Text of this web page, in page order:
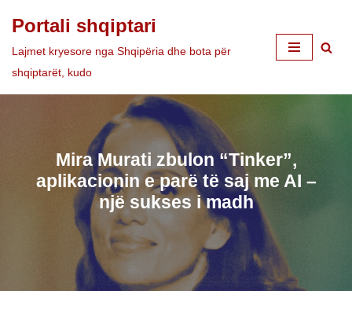
Skip
to
Portali shqiptari
Lajmet kryesore nga Shqipëria dhe bota për
shqiptarët, kudo
Mira Murati zbulon “Tinker”,
aplikacionin e parë të saj me AI –
një sukses i madh